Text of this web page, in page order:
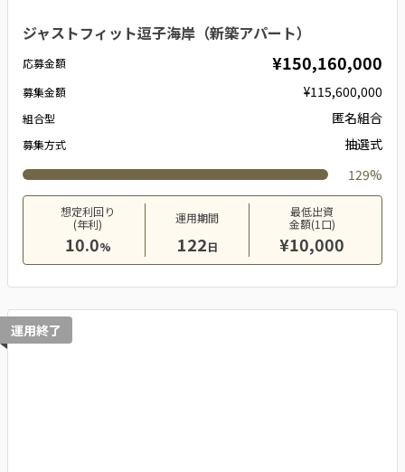
ジャストフィット逗子海岸（新築アパート）
応募金額 ¥150,160,000
募集金額 ¥115,600,000
組合型 匿名組合
募集方式
抽選式
129%
想定利回り
(年利)
10.0%
運用期間
122日
最低出資
金額(1口)
¥10,000
運用終了